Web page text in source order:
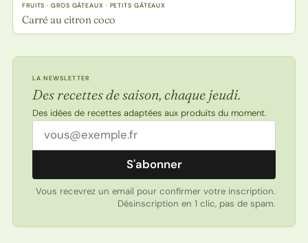
FRUITS · GROS GÂTEAUX · PETITS GÂTEAUX
Carré au citron coco
LA NEWSLETTER
Des recettes de saison, chaque jeudi.
Des idées de recettes adaptées aux produits du moment.
Adresse email
S'abonner
Vous recevrez un email pour confirmer votre inscription.
Désinscription en 1 clic, pas de spam.